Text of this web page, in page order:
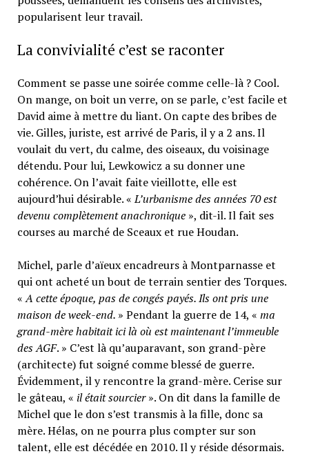
popularisent leur travail.
La convivialité c’est se raconter
Comment se passe une soirée comme celle-là ? Cool.
On mange, on boit un verre, on se parle, c’est facile et
David aime à mettre du liant. On capte des bribes de
vie. Gilles, juriste, est arrivé de Paris, il y a 2 ans. Il
voulait du vert, du calme, des oiseaux, du voisinage
détendu. Pour lui, Lewkowicz a su donner une
cohérence. On l’avait faite vieillotte, elle est
aujourd’hui désirable. «L’urbanisme des années 70 est
devenu complètement anachronique», dit-il. Il fait ses
courses au marché de Sceaux et rue Houdan.
Michel, parle d’aïeux encadreurs à Montparnasse et
qui ont acheté un bout de terrain sentier des Torques.
«A cette époque, pas de congés payés. Ils ont pris une
maison de week-end. » Pendant la guerre de 14, « ma
grand-mère habitait ici là où est maintenant l’immeuble
des AGF. » C’est là qu’auparavant, son grand-père
(architecte) fut soigné comme blessé de guerre.
Évidemment, il y rencontre la grand-mère. Cerise sur
le gâteau, « il était sourcier». On dit dans la famille de
Michel que le don s’est transmis à la fille, donc sa
mère. Hélas, on ne pourra plus compter sur son
talent, elle est décédée en 2010. Il y réside désormais.